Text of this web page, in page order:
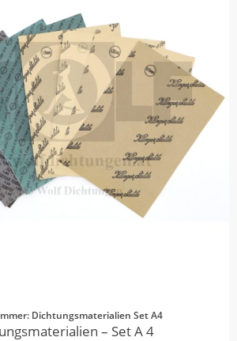
Dichtungsmaterialien Set A4
– Set A 4